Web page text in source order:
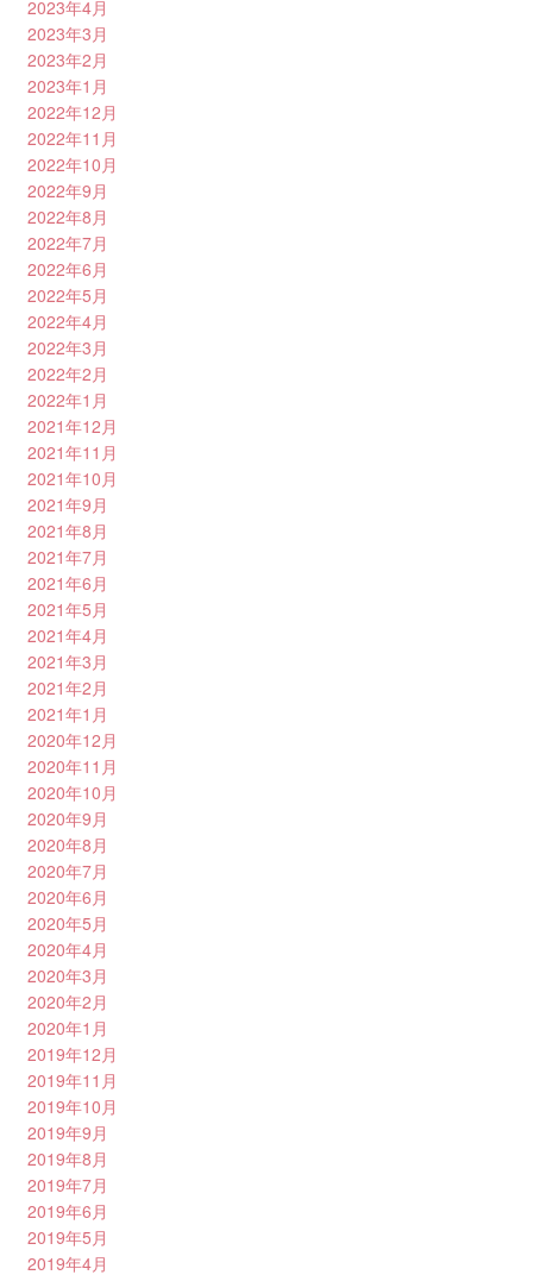
2023年4月
2023年3月
2023年2月
2023年1月
2022年12月
2022年11月
2022年10月
2022年9月
2022年8月
2022年7月
2022年6月
2022年5月
2022年4月
2022年3月
2022年2月
2022年1月
2021年12月
2021年11月
2021年10月
2021年9月
2021年8月
2021年7月
2021年6月
2021年5月
2021年4月
2021年3月
2021年2月
2021年1月
2020年12月
2020年11月
2020年10月
2020年9月
2020年8月
2020年7月
2020年6月
2020年5月
2020年4月
2020年3月
2020年2月
2020年1月
2019年12月
2019年11月
2019年10月
2019年9月
2019年8月
2019年7月
2019年6月
2019年5月
2019年4月